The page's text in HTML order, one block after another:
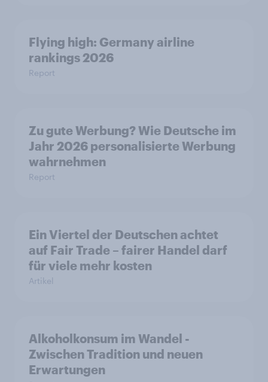
Flying high: Germany airline
rankings 2026
Report
Zu gute Werbung? Wie Deutsche im
Jahr 2026 personalisierte Werbung
wahrnehmen
Report
Ein Viertel der Deutschen achtet
auf Fair Trade – fairer Handel darf
für viele mehr kosten
Artikel
Alkoholkonsum im Wandel​ -
Zwischen Tradition und neuen
Erwartungen